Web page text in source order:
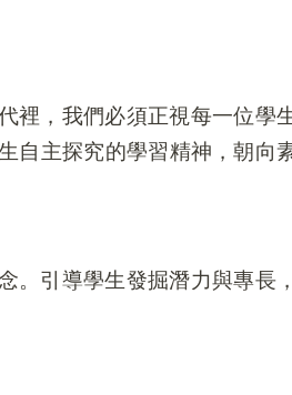
裡，我們必須正視每一位學
自主探究的學習精神，朝向
。引導學生發掘潛力與專長